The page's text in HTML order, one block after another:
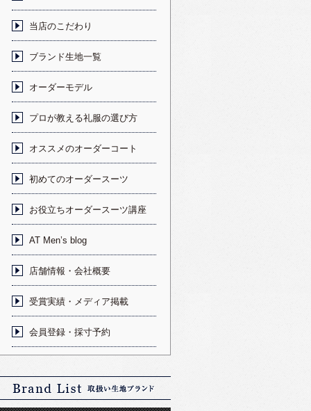
当店のこだわり
ブランド生地一覧
オーダーモデル
プロが教える礼服の選び方
オススメのオーダーコート
初めてのオーダースーツ
お役立ちオーダースーツ講座
AT Men’s blog
店舗情報・会社概要
受賞実績・メディア掲載
会員登録・採寸予約